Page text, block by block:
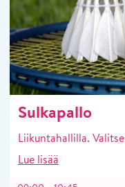
Sulkapallo
Liikuntahallilla.
Lue lisää